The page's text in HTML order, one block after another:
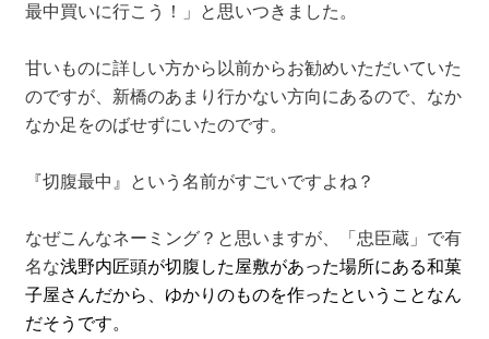
最中買いに行こう！」と思いつきました。
甘いものに詳しい方から以前からお勧めいただいていた
のですが、新橋のあまり行かない方向にあるので、なか
なか足をのばせずにいたのです。
『切腹最中』という名前がすごいですよね？
なぜこんなネーミング？と思いますが、「忠臣蔵」で有
名な浅野内匠頭が切腹した屋敷があった場所にある和菓
子屋さんだから、ゆかりのものを作ったということなん
だそうです。